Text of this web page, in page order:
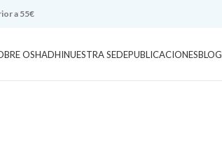
a 55€
OSHADHINUESTRA SEDEPUBLICACIONESBLOG